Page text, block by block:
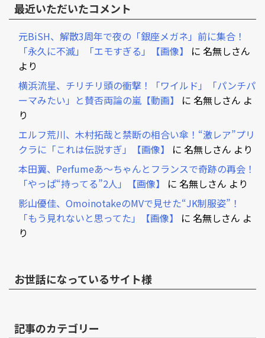
最近いただいたコメント
元BiSH、解散3周年で夜の「銀座メガネ」前に集合！
「永久に不滅」「エモすぎる」【画像】
に 名無しさん
より
横浜流星、チリチリ頭の衝撃！「ワイルド」「パンチパ
ーマみたい」と賛否両論の嵐【動画】
に 名無しさん よ
り
エルフ荒川、木村拓哉と禁断の相合い傘！“激レア”プリ
クラに「これは伝説すぎ」【画像】
に 名無しさん より
本田翼、Perfumeあ～ちゃんとフランスで奇跡の再会！
「やっぱ“持ってる”2人」【画像】
に 名無しさん より
影山優佳、OmoinotakeのMVで見せた“JK制服姿”！
「もう見れないと思ってた」【画像】
に 名無しさん よ
り
お世話になっているサイト様
記事のカテゴリー